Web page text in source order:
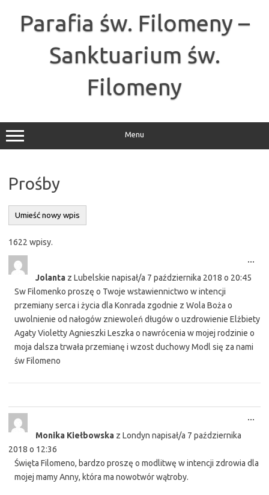
Parafia św. Filomeny –
Sanktuarium św.
Filomeny
Menu
Prośby
1622 wpisy.
Jolanta z Lubelskie napisał/a 7 października 2018 o 20:45
Sw Filomenko proszę o Twoje wstawiennictwo w intencji
przemiany serca i życia dla Konrada zgodnie z Wola Boża o
uwolnienie od nałogów zniewoleń długów o uzdrowienie Elżbiety
Agaty Violetty Agnieszki Leszka o nawrócenia w mojej rodzinie o
moja dalsza trwała przemianę i wzost duchowy Modl się za nami
św Filomeno
...
Monika Kiełbowska z Londyn napisał/a 7 października
2018 o 12:36
Święta Filomeno, bardzo proszę o modlitwę w intencji zdrowia dla
mojej mamy Anny, która ma nowotwór wątroby.
...